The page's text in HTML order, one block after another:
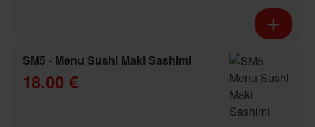
SM5 - Menu Sushi Maki Sashimi
18.00 €